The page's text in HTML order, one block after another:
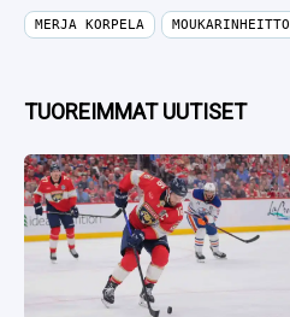
MERJA KORPELA MOUKARINHEITTO
TUOREIMMAT UUTISET